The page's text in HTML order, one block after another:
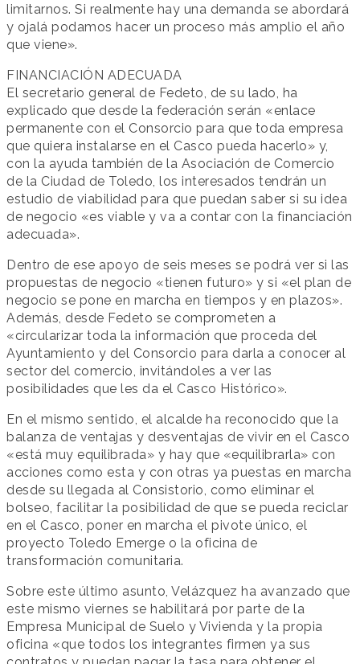
limitarnos. Si realmente hay una demanda se abordará
y ojalá podamos hacer un proceso más amplio el año
que viene».
FINANCIACIÓN ADECUADA
El secretario general de Fedeto, de su lado, ha
explicado que desde la federación serán «enlace
permanente con el Consorcio para que toda empresa
que quiera instalarse en el Casco pueda hacerlo» y,
con la ayuda también de la Asociación de Comercio
de la Ciudad de Toledo, los interesados tendrán un
estudio de viabilidad para que puedan saber si su idea
de negocio «es viable y va a contar con la financiación
adecuada».
Dentro de ese apoyo de seis meses se podrá ver si las
propuestas de negocio «tienen futuro» y si «el plan de
negocio se pone en marcha en tiempos y en plazos».
Además, desde Fedeto se comprometen a
«circularizar toda la información que proceda del
Ayuntamiento y del Consorcio para darla a conocer al
sector del comercio, invitándoles a ver las
posibilidades que les da el Casco Histórico».
En el mismo sentido, el alcalde ha reconocido que la
balanza de ventajas y desventajas de vivir en el Casco
«está muy equilibrada» y hay que «equilibrarla» con
acciones como esta y con otras ya puestas en marcha
desde su llegada al Consistorio, como eliminar el
bolseo, facilitar la posibilidad de que se pueda reciclar
en el Casco, poner en marcha el pivote único, el
proyecto Toledo Emerge o la oficina de
transformación comunitaria.
Sobre este último asunto, Velázquez ha avanzado que
este mismo viernes se habilitará por parte de la
Empresa Municipal de Suelo y Vivienda y la propia
oficina «que todos los integrantes firmen ya sus